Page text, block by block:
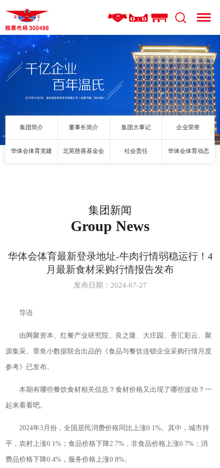
集团简介 董事长简介 集团大事记 企业荣誉
华体会体育党建 北英慈善基金会 社会责任 华体会体育动态
集团新闻
Group News
华体会体育最新登录地址-牛肉行情弱稳运行！4
月最新食材采购行情报告发布
发布日期：2024-07-27
导语
由网聚资本、红餐产业研究院、良之隆、大庄园、香汇彩云、聚
源集采、章鱼小数据联合出品的《食品与餐饮连锁企业采购行情月度
参考》已发布。
本期有哪些餐饮食材相关信息？食材价格又出现了哪些波动？一
起来看看吧。
2024年3月份，全国居民消费价格同比上涨0.1%。其中，城市持
平，农村上涨0.1%；食品价格下降2.7%，非食品价格上涨0.7%；消
费品价格下降0.4%，服务价格上涨0.8%。